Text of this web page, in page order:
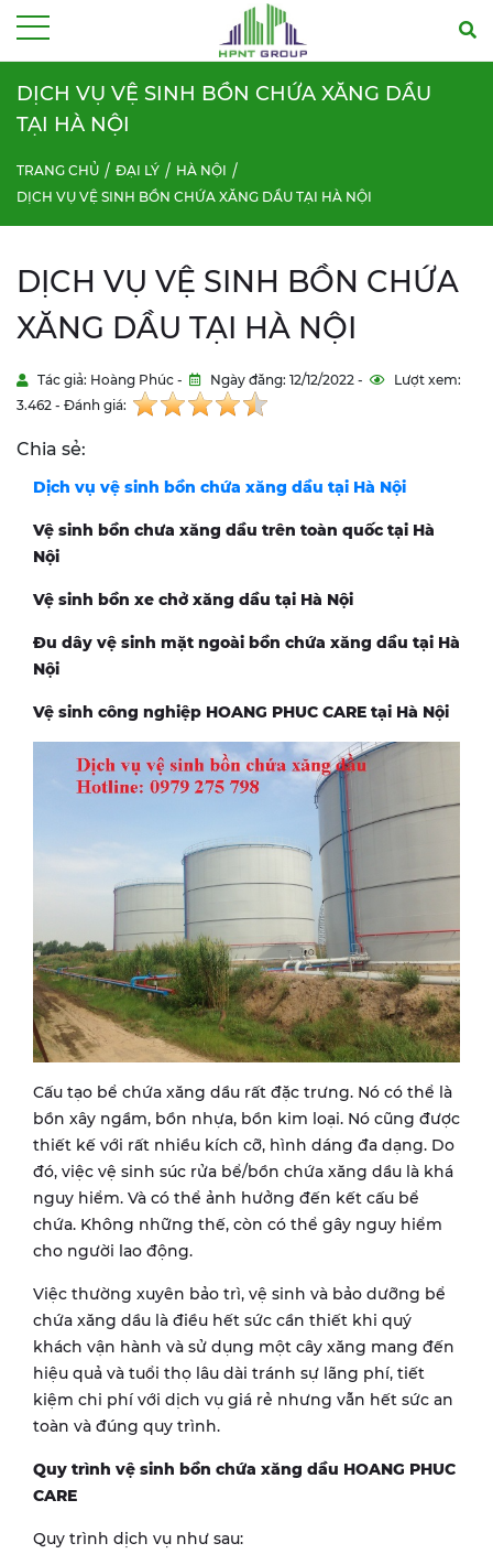
DỊCH VỤ VỆ SINH BỒN CHỨA XĂNG DẦU
TẠI HÀ NỘI
TRANG CHỦ ĐẠI LÝ
HÀ NỘI
DỊCH VỤ VỆ SINH BỒN CHỨA XĂNG DẦU TẠI HÀ NỘI
DỊCH VỤ VỆ SINH BỒN CHỨA
XĂNG DẦU TẠI HÀ NỘI
Tác giả: Hoàng Phúc - Ngày đăng: 12/12/2022 -
Lượt xem:
3.462 - Đánh giá:
Chia sẻ:
Dịch vụ vệ sinh bồn chứa xăng dầu tại Hà Nội
Vệ sinh bồn chưa xăng dầu trên toàn quốc tại Hà
Nội
Vệ sinh bồn xe chở xăng dầu tại Hà Nội
Đu dây vệ sinh mặt ngoài bồn chứa xăng dầu tại Hà
Nội
Vệ sinh công nghiệp HOANG PHUC CARE tại Hà Nội
Cấu tạo bể chứa xăng dầu rất đặc trưng. Nó có thể là
bồn xây ngầm, bồn nhựa, bồn kim loại. Nó cũng được
thiết kế với rất nhiều kích cỡ, hình dáng đa dạng. Do
đó, việc vệ sinh súc rửa bể/bồn chứa xăng dầu là khá
nguy hiểm. Và có thể ảnh hưởng đến kết cấu bể
chứa. Không những thế, còn có thể gây nguy hiểm
cho người lao động.
Việc thường xuyên bảo trì, vệ sinh và bảo dưỡng bể
chứa xăng dầu là điều hết sức cần thiết khi quý
khách vận hành và sử dụng một cây xăng mang đến
hiệu quả và tuổi thọ lâu dài tránh sự lãng phí, tiết
kiệm chi phí với dịch vụ giá rẻ nhưng vẫn hết sức an
toàn và đúng quy trình.
Quy trình vệ sinh bồn chứa xăng dầu HOANG PHUC
CARE
Quy trình dịch vụ như sau: